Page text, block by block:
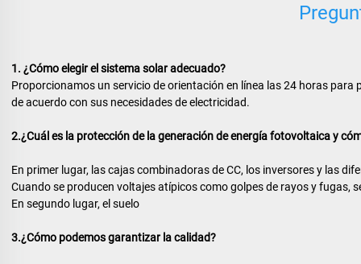
1. ¿Cómo elegir el sistema solar adecuado?
Proporcionamos un servicio de orientación en línea las 24 horas
de acuerdo con sus necesidades de electricidad.
2.¿Cuál es la protección de la generación de energía fotovoltaica y
En primer lugar, las cajas combinadoras de CC, los inversores y las
Cuando se producen voltajes atípicos como golpes de rayos y
En segundo lugar, el suelo
3.¿Cómo podemos garantizar la calidad?